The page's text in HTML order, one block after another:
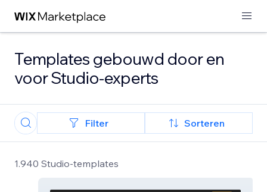
Templates gebouwd door en
voor Studio-experts
Filter Sorteren
1.940 Studio-templates